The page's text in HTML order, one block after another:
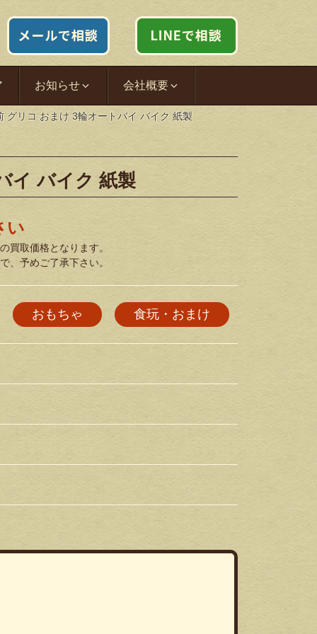
お知らせ 会社概要
グリコ おまけ 3輪オートバイ バイク 紙製
イ バイク 紙製
い
買取価格となります。
、予めご了承下さい。
おもちゃ 食玩・おまけ